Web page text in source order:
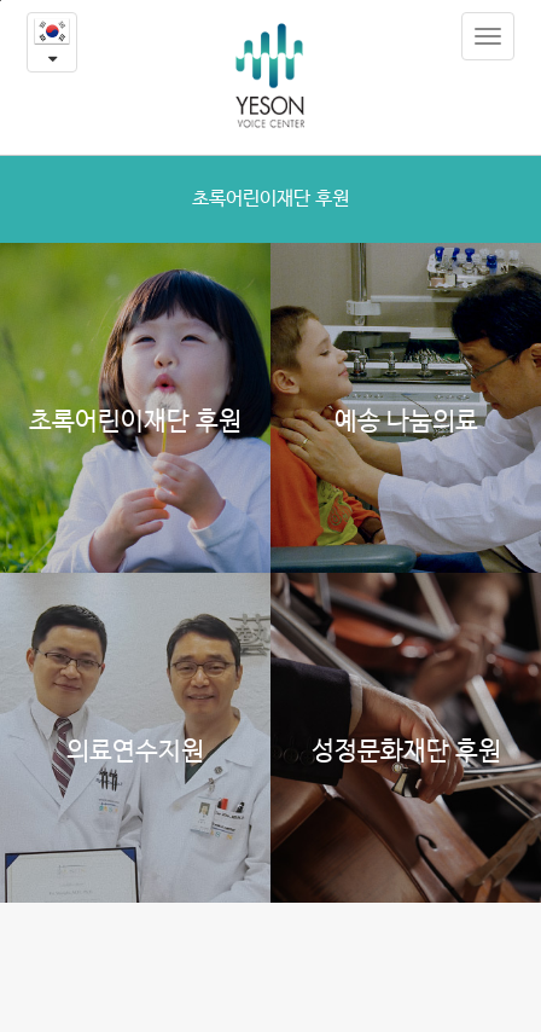
결
식
동
시
지
원
"혼
자
먹
는
밥
상"
-
의
사
Toggle
초록어린이재단 후원
초록어린이재단 후원 예송 나눔의료
의료연수지원 성정문화재단 후원